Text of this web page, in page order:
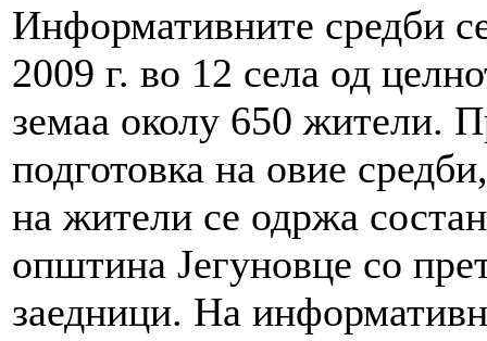
Информативните средби
2009 г. во 12 села од
земаа околу 650 жители.
подготовка на овие
на жители се одржа
општина Јегуновце со
заедници. На